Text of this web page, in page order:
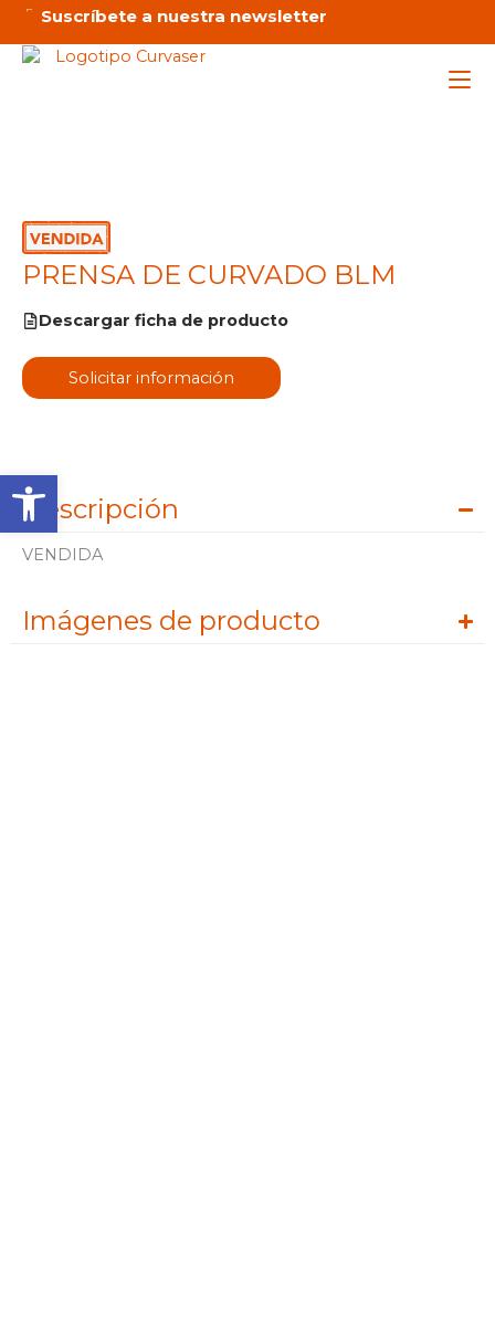
Abrir barra de
contenido
Suscríbete a nuestra newsletter
PRENSA DE CURVADO BLM
Descargar ficha de producto
Solicitar información
Descripción
VENDIDA
Imágenes de producto